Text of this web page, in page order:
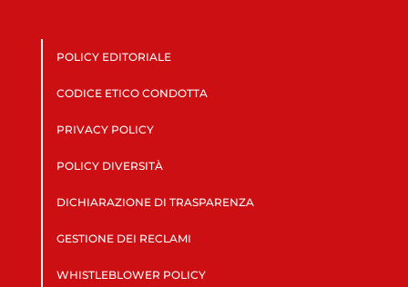
POLICY EDITORIALE
CODICE ETICO CONDOTTA
PRIVACY POLICY
POLICY DIVERSITÀ
DICHIARAZIONE DI TRASPARENZA
GESTIONE DEI RECLAMI
WHISTLEBLOWER POLICY